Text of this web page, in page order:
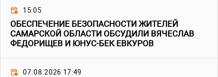
15:05
ОБЕСПЕЧЕНИЕ БЕЗОПАСНОСТИ ЖИТЕЛЕЙ
САМАРСКОЙ ОБЛАСТИ ОБСУДИЛИ ВЯЧЕСЛАВ
ФЕДОРИЩЕВ И ЮНУС-БЕК ЕВКУРОВ
07.08.2026 17:49